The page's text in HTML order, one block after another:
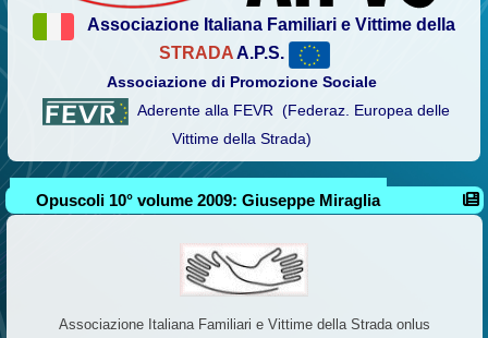
Associazione Italiana Familiari e Vittime della
STRADAA.P.S.
Associazione di Promozione Sociale
Aderente alla FEVR (Federaz. Europea delle
Vittime della Strada)
Opuscoli 10° volume 2009: Giuseppe Miraglia
Associazione Italiana Familiari e Vittime della Strada onlus